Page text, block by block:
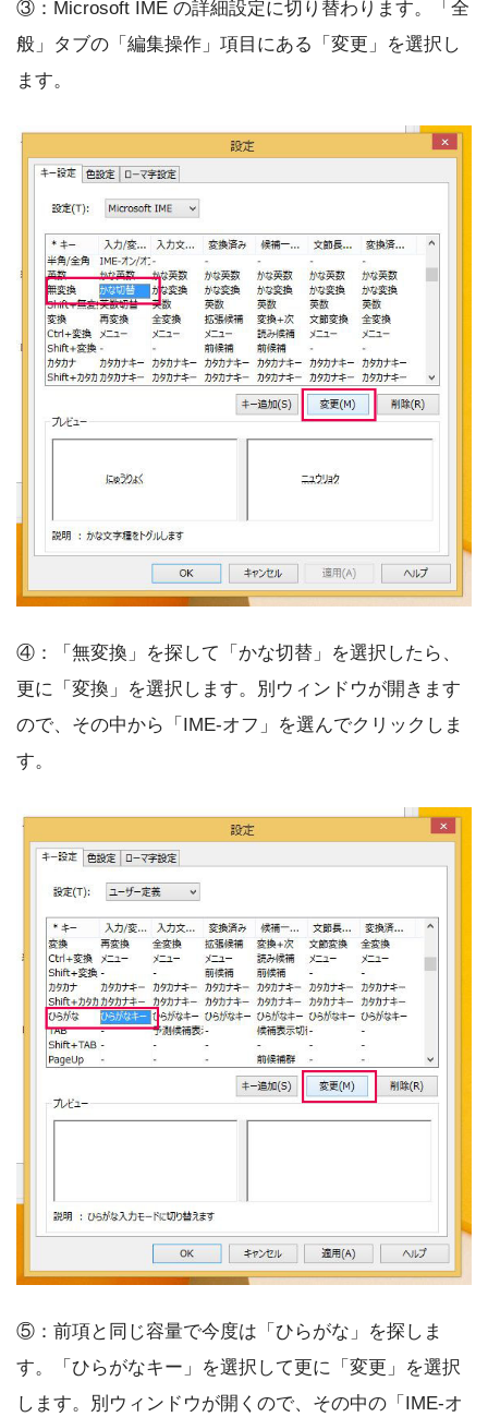
③：Microsoft IME の詳細設定に切り替わります。「全
般」タブの「編集操作」項目にある「変更」を選択し
ます。
④：「無変換」を探して「かな切替」を選択したら、
更に「変換」を選択します。別ウィンドウが開きます
ので、その中から「IME-オフ」を選んでクリックしま
す。
⑤：前項と同じ容量で今度は「ひらがな」を探しま
す。「ひらがなキー」を選択して更に「変更」を選択
します。別ウィンドウが開くので、その中の「IME-オ